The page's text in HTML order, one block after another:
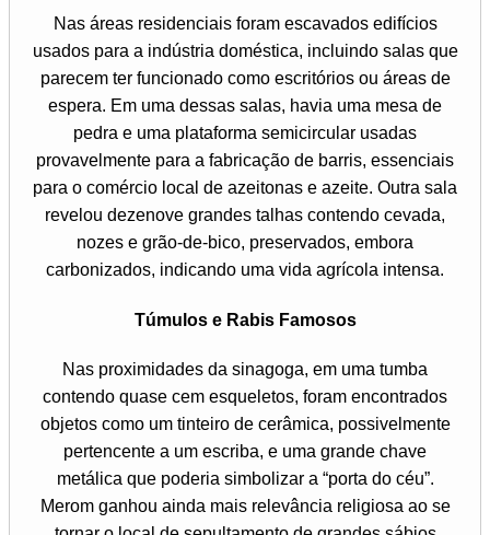
Nas áreas residenciais foram escavados edifícios
usados para a indústria doméstica, incluindo salas que
parecem ter funcionado como escritórios ou áreas de
espera. Em uma dessas salas, havia uma mesa de
pedra e uma plataforma semicircular usadas
provavelmente para a fabricação de barris, essenciais
para o comércio local de azeitonas e azeite. Outra sala
revelou dezenove grandes talhas contendo cevada,
nozes e grão-de-bico, preservados, embora
carbonizados, indicando uma vida agrícola intensa.
Túmulos e Rabis Famosos
Nas proximidades da sinagoga, em uma tumba
contendo quase cem esqueletos, foram encontrados
objetos como um tinteiro de cerâmica, possivelmente
pertencente a um escriba, e uma grande chave
metálica que poderia simbolizar a “porta do céu”.
Merom ganhou ainda mais relevância religiosa ao se